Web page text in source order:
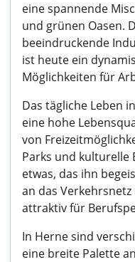
eine spannende
und grünen Oasen.
beeindruckende
ist heute ein
Möglichkeiten für
Das tägliche Leben
eine hohe
von
Parks und kulturelle
etwas, das ihn
an das
attraktiv für
In Herne sind
eine breite Palette